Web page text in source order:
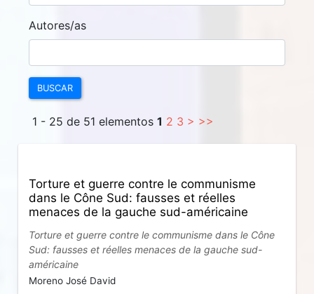
Autores/as
BUSCAR
1 - 25 de 51 elementos1 2 3 > >>
Torture et guerre contre le communisme
dans le Cône Sud: fausses et réelles
menaces de la gauche sud-américaine
Torture et guerre contre le communisme dans le Cône
Sud: fausses et réelles menaces de la gauche sud-
américaine
Moreno José David